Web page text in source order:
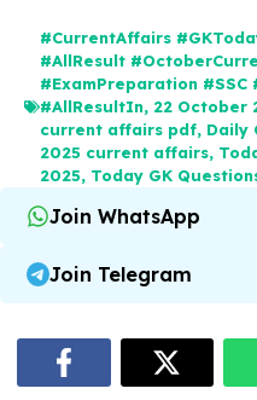
#CurrentAffairs
#AllResult
#ExamPreparation #SSC
#AllResultIn, 22 October
current affairs pdf, Daily
2025 current affairs,
2025, Today GK
Join WhatsApp
Join Telegram